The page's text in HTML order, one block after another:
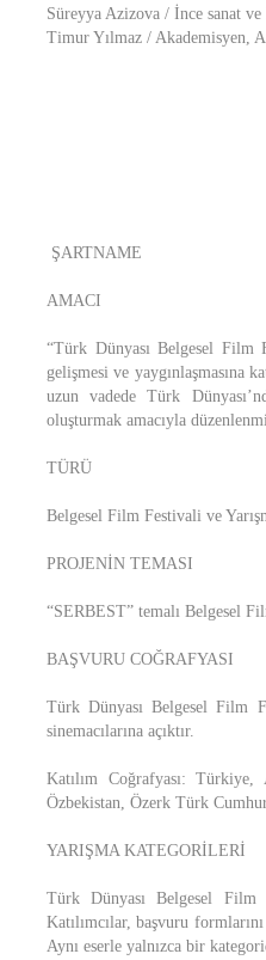
Süreyya Azizova / İnce sanat
Timur Yılmaz / Akademisyen,
ŞARTNAME
AMACI
“Türk Dünyası Belgesel Film
gelişmesi ve yaygınlaşmasına
uzun vadede Türk
oluşturmak amacıyla
TÜRÜ
Belgesel Film Festivali ve
PROJENİN TEMASI
“SERBEST” temalı Belgesel
BAŞVURU COĞRAFYASI
Türk Dünyası Belgesel Film
sinemacılarına açıktır.
Katılım Coğrafyası:
Özbekistan, Özerk Türk
YARIŞMA KATEGORİLERİ
Türk Dünyası Belgesel
Katılımcılar, başvuru
Aynı eserle yalnızca bir